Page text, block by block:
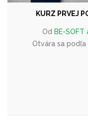
KURZ PRVEJ
Od BE-SOFT
Otvára sa podľa